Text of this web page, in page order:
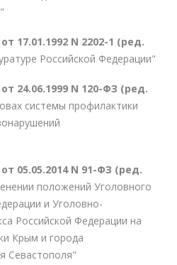
17.01.1992 N 2202-1 (ред.
Российской Федерации"
24.06.1999 N 120-ФЗ (ред.
системы профилактики
05.05.2014 N 91-ФЗ (ред.
положений Уголовного
и Уголовно-
Российской Федерации на
Крым и города
Севастополя"